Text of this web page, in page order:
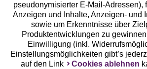
Unsere Apps
pseudonymisierter E-Mail-Adressen),
Anzeigen und Inhalte, Anzeigen- und
sowie um Erkenntnisse über
Produktentwicklungen zu
Einwilligung (inkl.
Einstellungsmöglichkeiten gibt’s
auf den Link
Cookies ablehnen